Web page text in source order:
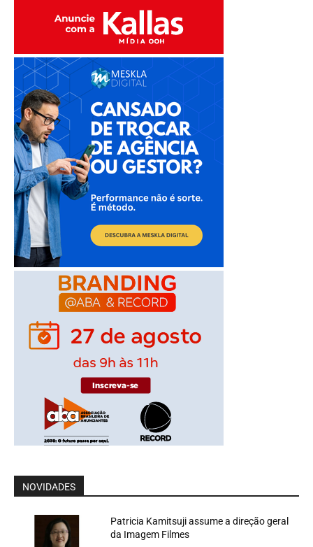
NOVIDADES
Patricia Kamitsuji assume a direção geral
da Imagem Filmes